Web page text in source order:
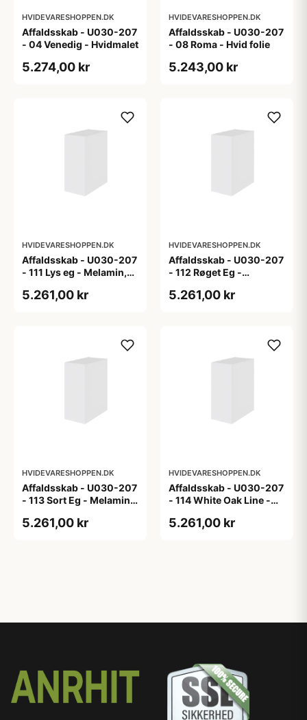
HVIDEVARESHOPPEN.DK
Affaldsskab - U030-207
- 04 Venedig - Hvidmalet
5.274,00 kr
HVIDEVARESHOPPEN.DK
Affaldsskab - U030-207
- 08 Roma - Hvid folie
5.243,00 kr
HVIDEVARESHOPPEN.DK
Affaldsskab - U030-207
- 111 Lys eg - Melamin,
5.261,00 kr
HVIDEVARESHOPPEN.DK
Affaldsskab - U030-207
- 112 Røget Eg -
5.261,00 kr
HVIDEVARESHOPPEN.DK
Affaldsskab - U030-207
- 113 Sort Eg - Melamin,
5.261,00 kr
HVIDEVARESHOPPEN.DK
Affaldsskab - U030-207
- 114 White Oak Line -
5.261,00 kr